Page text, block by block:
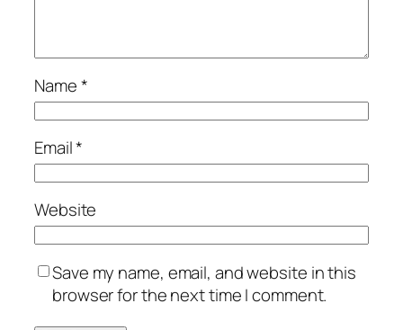
Name*
Email*
Website
Save my name, email, and website in this
browser for the next time I comment.